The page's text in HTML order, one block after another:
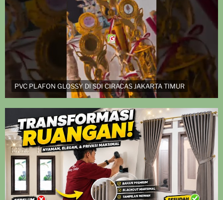
PVC PLAFON GLOSSY DI SDI CIRACAS JAKARTA TIMUR